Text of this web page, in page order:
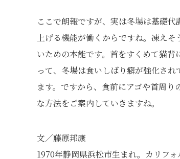
ここで朗報ですが、実は冬場は基礎
上げる機能が働くからですね。凍え
いための本能です。首をすくめて猫
って、冬場は食いしばり癖が強化さ
ます。ですから、食前にアゴや首周
な方法をご案内していきますね。
文／藤原邦康
1970年静岡県浜松市生まれ。カリフ